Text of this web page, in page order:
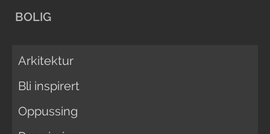
BOLIG
Arkitektur
Bli inspirert
Oppussing